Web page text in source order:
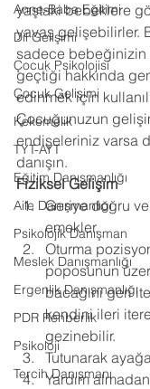
Anne-Baba Eğitimi
Dil Gelişimi
Çocuk Psikolojisi
Çocuk Gelişimi
Kekemelik
TYT-AYT
Eğitim Danışmanlığı
Aile Danışmanlığı
Psikolojik Danışman
Meslek Danışmanlığı
Ergenlik Danışmanlığı
PDR Rehberlik
Psikoloji
Tercih Danışmanı
yaştaki bebeklere
yavaş gelişebilirler.
sadece bebeğinizin
geçtiği hakkında
edinmek için
Çocuğunuzun
endişeleriniz varsa
danışın.
Fiziksel Gelişim
Geriye doğru
emekler.
Oturma
poposunun
bacağını geri
kendini ileri
gezinebilir.
Tutunarak
Yardım